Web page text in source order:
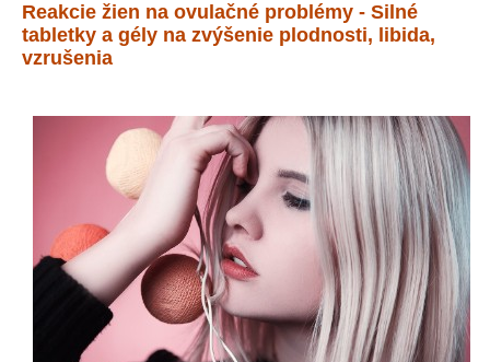
Reakcie žien na ovulačné problémy - Silné
tabletky a gély na zvýšenie plodnosti, libida,
vzrušenia